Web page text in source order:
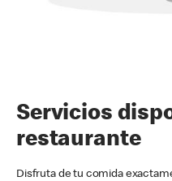
Servicios
restaurante
Disfruta de tu comida